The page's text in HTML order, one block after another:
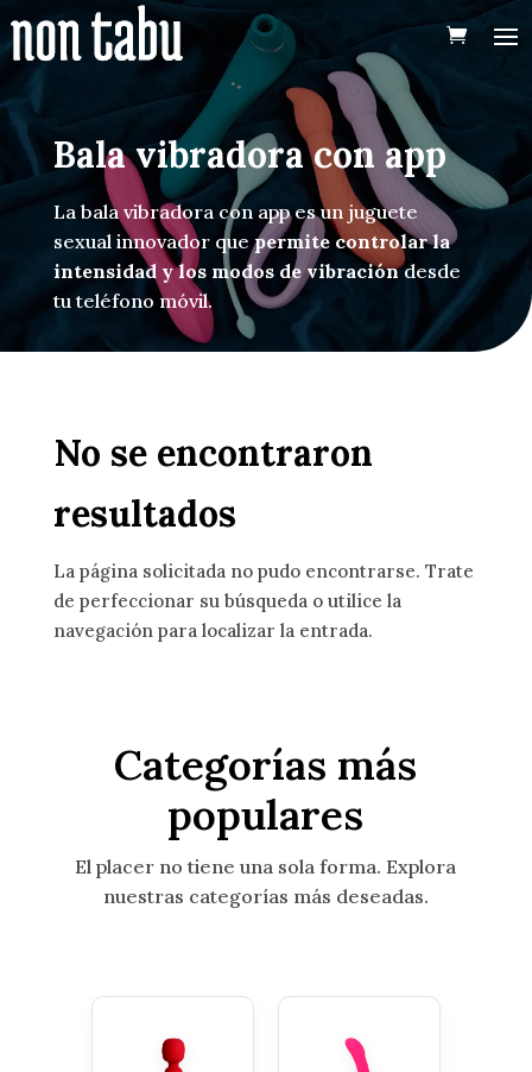
Bala vibradora con app
La bala vibradora con app es un juguete
sexual innovador quepermite controlar la
intensidad y los modos de vibracióndesde
tu teléfono móvil.
No se encontraron
resultados
La página solicitada no pudo encontrarse. Trate
de perfeccionar su búsqueda o utilice la
navegación para localizar la entrada.
Categorías más
populares
El placer no tiene una sola forma. Explora
nuestras categorías más deseadas.